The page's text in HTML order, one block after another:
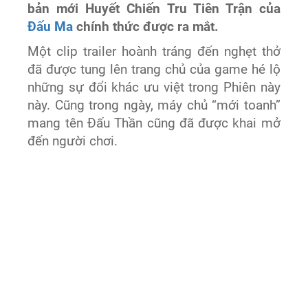
bản mới Huyết Chiến Tru Tiên Trận của
Đấu Ma chính thức được ra mắt.
Một clip trailer hoành tráng đến nghẹt thở
đã được tung lên trang chủ của game hé lộ
những sự đổi khác ưu việt trong Phiên này
này. Cũng trong ngày, máy chủ “mới toanh”
mang tên Đấu Thần cũng đã được khai mở
đến người chơi.